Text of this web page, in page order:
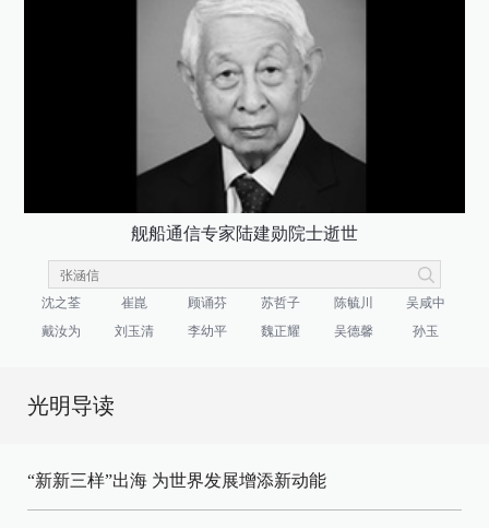
舰船通信专家陆建勋院士逝世
沈之荃 崔崑 顾诵芬 苏哲子 陈毓川
吴咸中
戴汝为
刘玉清 李幼平 魏正耀 吴德馨 孙玉
光明导读
“新新三样”出海 为世界发展增添新动能